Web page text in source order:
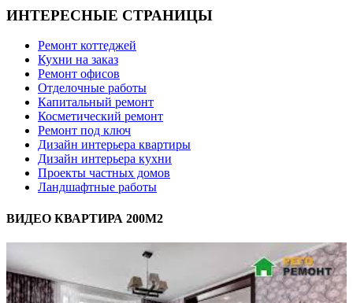
ИНТЕРЕСНЫЕ СТРАНИЦЫ
Ремонт коттеджей
Кухни на заказ
Ремонт офисов
Отделочные работы
Капитальный ремонт
Косметический ремонт
Ремонт под ключ
Дизайн интерьера квартиры
Дизайн интерьера кухни
Проекты частных домов
Ландшафтные работы
ВИДЕО КВАРТИРА 200М2